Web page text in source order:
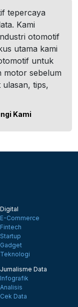
tepercaya
Kami
otomotif
utama kami
untuk
motor sebelum
tips,
Kami
Digital
E-Commerce
Fintech
Startup
Gadget
Teknologi
Jurnalisme Data
Infografik
Analisis
Cek Data